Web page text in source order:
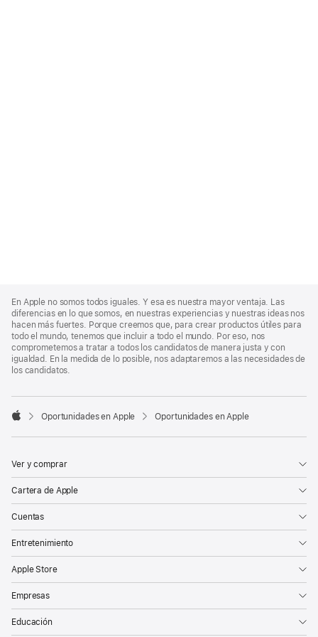
Footer
En Apple no somos todos iguales. Y esa es nuestra mayor ventaja. Las
diferencias en lo que somos, en nuestras experiencias y nuestras ideas nos
hacen más fuertes. Porque creemos que, para crear productos útiles para
todo el mundo, tenemos que incluir a todo el mundo. Por eso, nos
comprometemos a tratar a todos los candidatos de manera justa y con
igualdad. En la medida de lo posible, nos adaptaremos a las necesidades de
los candidatos.

Oportunidades en Apple Oportunidades en Apple
Ver y comprar
Cartera de Apple
Cuentas
Entretenimiento
Apple Store
Empresas
Educación